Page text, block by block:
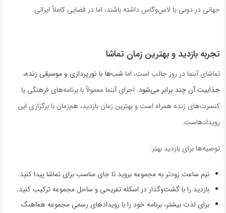
جهانی در دوبی یا لاس‌وگاس داشته باشند، اما در فضایی کاملاً ایرانی.
تجربه بازدید و بهترین زمان تماشا
تماشای آبنما در روز جالب است، اما شب‌ها با نورپردازی و موسیقی زنده،
جذابیت آن چند برابر می‌شود. اجرای آبنما معمولاً با برنامه‌های فرهنگی یا
کنسرت‌های زنده همراه است و بهترین زمان بازدید، هم‌زمان با برگزاری این
رویدادهاست.
توصیه‌ها برای بازدید بهتر:
نیم ساعت زودتر به مجموعه بروید تا جای مناسب برای تماشا پیدا کنید.
بازدید را با گشت‌وگذار در اسکله تفریحی و ساحل مجموعه ترکیب کنید.
برای لذت بیشتر، برنامه خود را با رویدادهای رسمی مجموعه هماهنگ